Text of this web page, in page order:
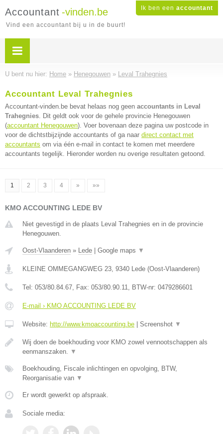
Ik ben een accountant
Accountant -vinden.be
Vind een accountant bij u in de buurt!
U bent nu hier: Home » Henegouwen » Leval Trahegnies
Accountant Leval Trahegnies
Accountant-vinden.be bevat helaas nog geen accountants in Leval
Trahegnies. Dit geldt ook voor de gehele provincie Henegouwen
(accountant Henegouwen). Voer bovenaan deze pagina uw postcode in
voor de dichtstbijzijnde accountants of ga naar direct contact met
accountants om via één e-mail in contact te komen met meerdere
accountants tegelijk. Hieronder worden nu overige resultaten getoond.
1 2 3 4 » »»
KMO ACCOUNTING LEDE BV
Niet gevestigd in de plaats Leval Trahegnies en in de provincie
Henegouwen.
Oost-Vlaanderen » Lede Google maps ▼
KLEINE OMMEGANGWEG 23, 9340 Lede (Oost-Vlaanderen)
Tel: 053/80.84.67, Fax: 053/80.90.11, BTW-nr: 0479286601
E-mail › KMO ACCOUNTING LEDE BV
Website: http://www.kmoaccounting.be Screenshot ▼
Wij doen de boekhouding voor KMO zowel vennootschappen als
eenmanszaken. ▼
Boekhouding, Fiscale inlichtingen en opvolging, BTW,
Reorganisatie van ▼
Er wordt gewerkt op afspraak.
Sociale media: